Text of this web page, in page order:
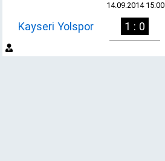
14.09.2014 15:00
Kayseri Yolspor 1 : 0